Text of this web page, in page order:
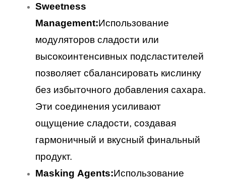
Sweetness
Management:Использование
модуляторов сладости или
высокоинтенсивных подсластителей
позволяет сбалансировать кислинку
без избыточного добавления сахара.
Эти соединения усиливают
ощущение сладости, создавая
гармоничный и вкусный финальный
продукт.
Masking Agents:Использование